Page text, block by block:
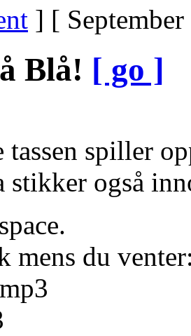
] [
Blå! [ go ]
spiller
stikker også
mens du